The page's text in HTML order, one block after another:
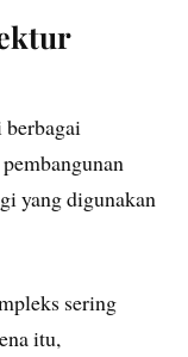
yang digunakan
sering
itu,